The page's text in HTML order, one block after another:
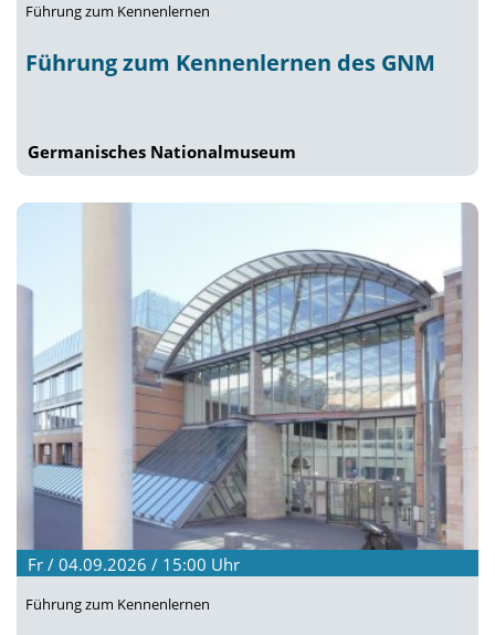
Führung zum Kennenlernen
Führung zum Kennenlernen des GNM
Germanisches Nationalmuseum
Fr / 04.09.2026 / 15:00 Uhr
Führung zum Kennenlernen